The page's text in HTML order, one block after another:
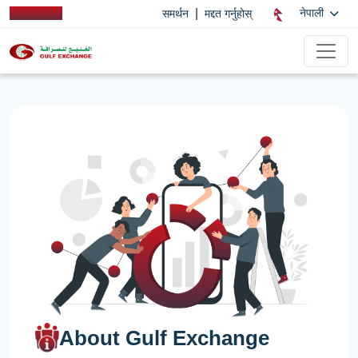
समर्थन मद्दत गर्नुहोस् नेपाली
About Gulf Exchange